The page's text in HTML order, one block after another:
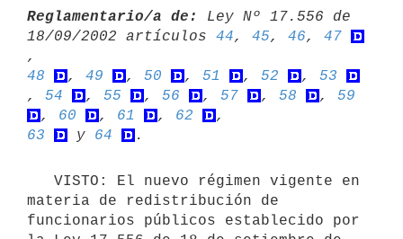
Reglamentario/a de:
Ley Nº 17.556 de
18/09/2002 artículos 44, 45, 46, 47
48
, 49 , 50 , 51 , 52 , 53
, 54 , 55 , 56 , 57 , 58 , 59
, 60 , 61 , 62
63
y 64
materia de redistribución de
funcionarios públicos establecido por